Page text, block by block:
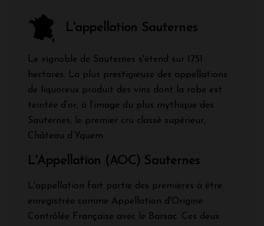
L'appellation Sauternes
Le vignoble de Sauternes s'étend sur 1751
hectares. La plus prestigieuse des appellations
de liquoreux produit des vins dont la robe est
teintée d’or, à l’image du plus mythique des
Sauternes, le premier cru classé supérieur,
Château d’Yquem.
L'Appellation (AOC) Sauternes
L'appellation fait partie des premières à être
enregistrée comme Appellation d'Origine
Contrôlée Française avec le Barsac. Ces deux